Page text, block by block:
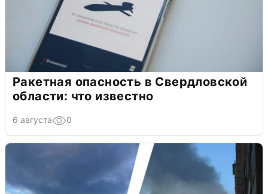
Ракетная опасность в Свердловской
области: что известно
6 августа 0